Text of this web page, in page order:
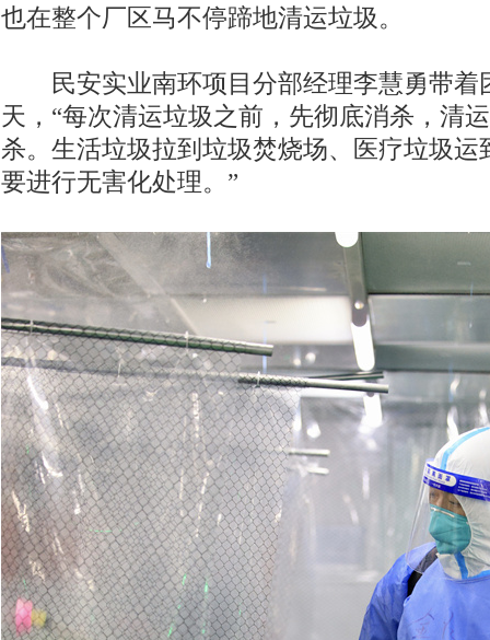
也在整个厂区马不停蹄地清运垃圾。
民安实业南环项目分部经理李慧勇带着
天，“每次清运垃圾之前，先彻底消杀，清
杀。生活垃圾拉到垃圾焚烧场、医疗垃圾运
要进行无害化处理。”